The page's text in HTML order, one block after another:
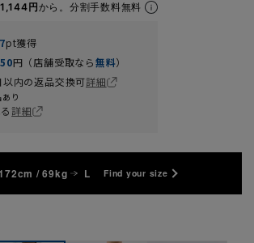
円から。分割手数料無料
pt獲得
円（店舗受取なら無料）
以内の返品交換可詳細
り
詳細
172cm / 69kg L Find your size